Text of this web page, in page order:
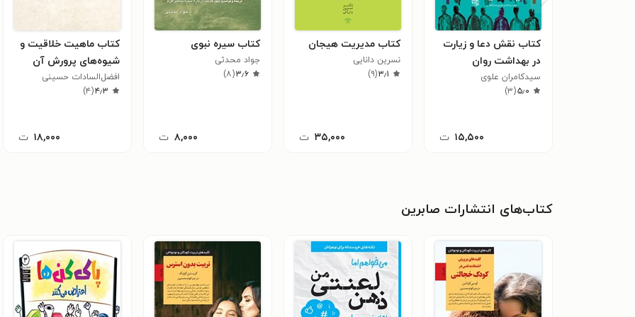
کتاب نقش دعا و زیارت
در بهداشت روان
سیدکامران علوی
۵٫۰(۳)
۱۵,۵۰۰ ت
کتاب مدیریت هیجان
نسرین دانایی
۳٫۱(۹)
۳۵,۰۰۰ ت
کتاب سیره نبوی
جواد محدثی
۳٫۶(۸)
۸,۰۰۰ ت
کتاب ماهیت خلاقیت و
شیوه‌های پرورش آن
افضل‌السادات حسینی
۴٫۳(۴)
۱۸,۰۰۰ ت
کتاب‌های انتشارات صابرین